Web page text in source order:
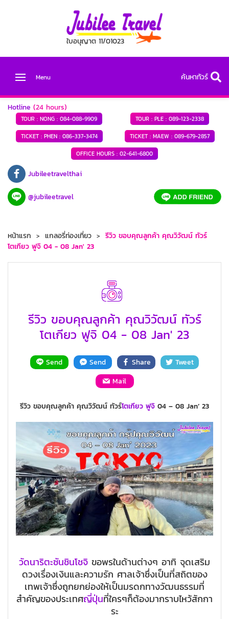
ใบอนุญาต 11/01023
Menu ค้นหาทัวร์
Hotline (24 hours)
TOUR : NONG : 084-088-9909 TOUR : PLE : 089-123-2338
TICKET : PHEN :086-337-3474 TICKET : MAEW : 089-679-2857
OFFICE HOURS : 02-641-6800
Jubileetravelthai
@jubileetravel
หน้าแรก แกลอรี่ท่องเที่ยว
รีวิว ขอบคุณลูกค้า คุณวิวัฒน์ ทัวร์
โตเกียว ฟูจิ 04 - 08 Jan' 23
รีวิว ขอบคุณลูกค้า คุณวิวัฒน์ ทัวร์
โตเกียว ฟูจิ 04 - 08 Jan' 23
Send Send Share
Tweet
Mail
รีวิว ขอบคุณลูกค้า คุณวิวัฒน์ ทัวร์โตเกียว ฟูจิ 04 – 08 Jan’ 23
วัดนาริตะซันชินโชจิ ขอพรในด้านต่างๆ อาทิ จุดเสริม
ดวงเรื่องเงินและความรัก ศาลเจ้าซึ่งเป็นที่สถิตของ
เทพเจ้าซึ่งถูกยกย่องให้เป็นมรดกทางวัฒนธรรมที่
สำคัญของประเทศญี่ปุ่นที่ใครๆก็ต้องมากราบไหว้สักกา
ระ